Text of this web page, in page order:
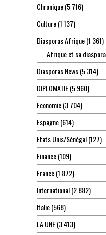
Chronique(5 716)
Culture(1 137)
Diasporas Afrique(1 361)
Afrique et sa diaspora
Diasporas News(5 314)
DIPLOMATIE(5 960)
Economie(3 704)
Espagne(614)
Etats Unis/Sénégal(127)
Finance(109)
France(1 872)
International(2 882)
Italie(568)
LA UNE(3 413)